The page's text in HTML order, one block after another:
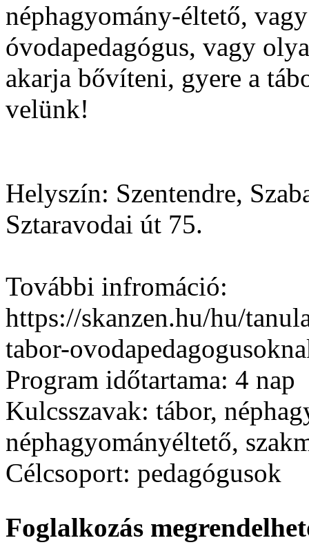
néphagyomány-éltető,
óvodapedagógus, vagy
akarja bővíteni, gyere a
velünk!
Helyszín: Szentendre,
Sztaravodai út 75.
További infromáció:
https://skanzen.hu/hu/
tabor-
Program időtartama: 4 nap
Kulcsszavak: tábor,
néphagyományéltető,
Célcsoport: pedagógusok
Foglalkozás